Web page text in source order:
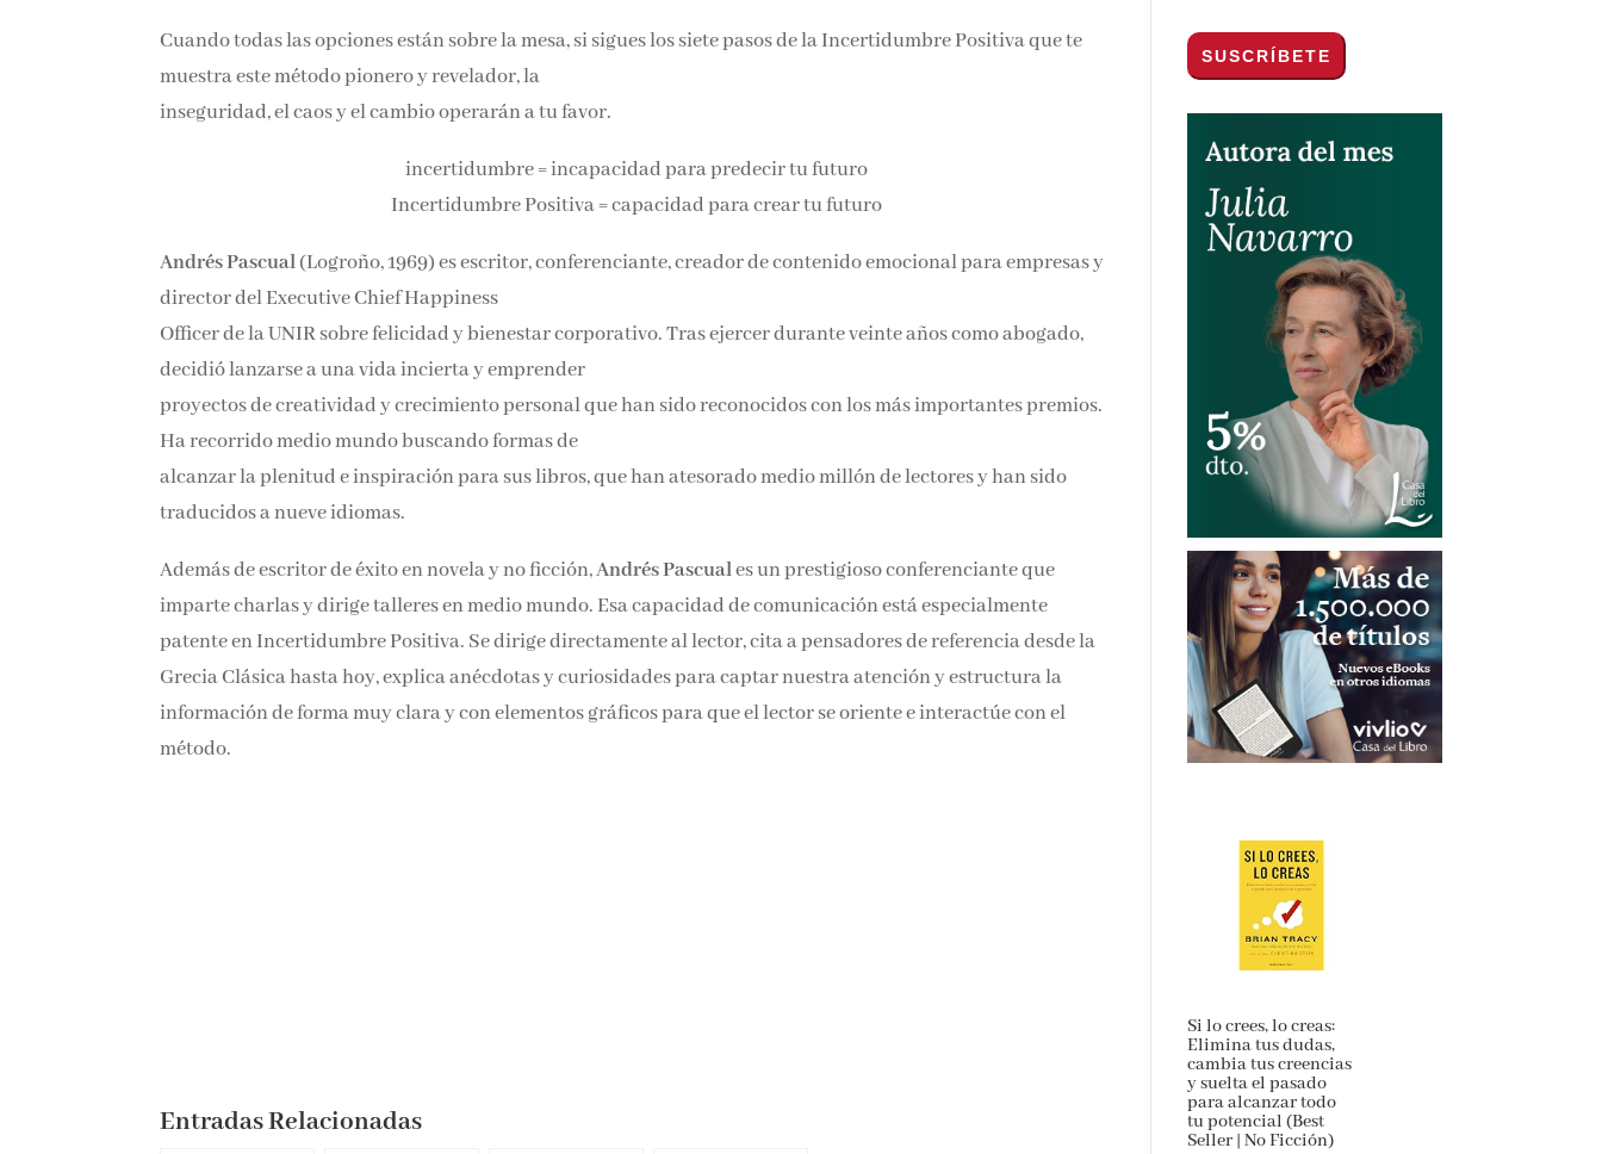
Cuando todas las opciones están sobre la mesa, si sigues los siete pasos de la Incertidumbre Positiva que te
muestra este método pionero y revelador, la
inseguridad, el caos y el cambio operarán a tu favor.
incertidumbre = incapacidad para predecir tu futuro
Incertidumbre Positiva = capacidad para crear tu futuro
Andrés Pascual(Logroño, 1969) es escritor, conferenciante, creador de contenido emocional para empresas y
director del Executive Chief Happiness
Officer de la UNIR sobre felicidad y bienestar corporativo. Tras ejercer durante veinte años como abogado,
decidió lanzarse a una vida incierta y emprender
proyectos de creatividad y crecimiento personal que han sido reconocidos con los más importantes premios.
Ha recorrido medio mundo buscando formas de
alcanzar la plenitud e inspiración para sus libros, que han atesorado medio millón de lectores y han sido
traducidos a nueve idiomas.
Además de escritor de éxito en novela y no ficción,Andrés Pascuales un prestigioso conferenciante que
imparte charlas y dirige talleres en medio mundo. Esa capacidad de comunicación está especialmente
patente en Incertidumbre Positiva. Se dirige directamente al lector, cita a pensadores de referencia desde la
Grecia Clásica hasta hoy, explica anécdotas y curiosidades para captar nuestra atención y estructura la
información de forma muy clara y con elementos gráficos para que el lector se oriente e interactúe con el
método.
Entradas Relacionadas
Si lo crees, lo creas:
Elimina tus dudas,
cambia tus creencias
y suelta el pasado
para alcanzar todo
tu potencial (Best
Seller | No Ficción)